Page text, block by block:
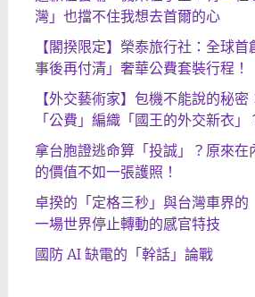
灣」也擋不住我想去首爾的心
【閣揆限定】榮泰旅行社：全球首
事後再付清」奢華公費套裝行程！
【外交藝術家】包機不能說的秘
「公費」編織「國王的外交新衣」
拿台胞證逃命算「投誠」？原來在
的價值不如一張護照！
卓揆的「定格三秒」與台灣車界的
一場世界停止轉動的感官特技
國防 AI 缺電的「幹話」論戰